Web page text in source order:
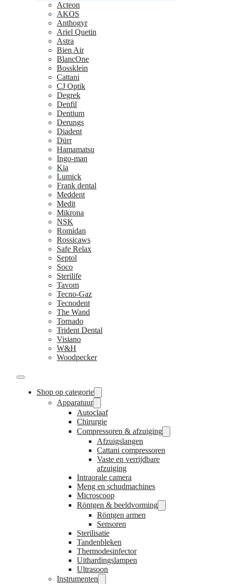
Acteon
AKOS
Anthogyr
Ariel Quetin
Astra
Bien Air
BlancOne
Bossklein
Cattani
CJ Optik
Degrek
Denfil
Dentium
Derungs
Diadent
Dürr
Hamamatsu
Ingo-man
Kia
Lumick
Frank dental
Meddent
Medit
Mikrona
NSK
Romidan
Rossicaws
Safe Relax
Septol
Soco
Sterilife
Tavom
Tecno-Gaz
Tecnodent
The Wand
Tornado
Trident Dental
Visiano
W&H
Woodpecker
Shop op categorie
Apparatuur
Autoclaaf
Chirurgie
Compressoren & afzuiging
Afzuigslangen
Cattani compressoren
Vaste en verrijdbare
afzuiging
Intraorale camera
Meng en schudmachines
Microscoop
Röntgen & beeldvorming
Röntgen armen
Sensoren
Sterilisatie
Tandenbleken
Thermodesinfector
Uithardingslampen
Ultrasoon
Instrumenten